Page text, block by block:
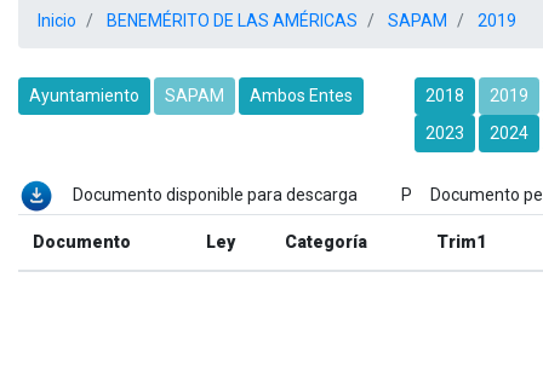
Inicio BENEMÉRITO DE LAS AMÉRICAS SAPAM 2019
Ayuntamiento SAPAM Ambos Entes 2018
2019
2023
2024
Documento disponible para descarga P Documento
Documento Ley Categoría Trim1